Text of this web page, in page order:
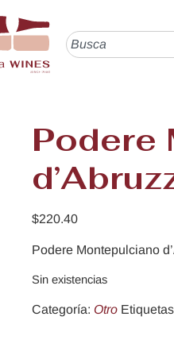
Podere
$220.40
Podere Montepulciano
Sin existencias
Categoría: Otro